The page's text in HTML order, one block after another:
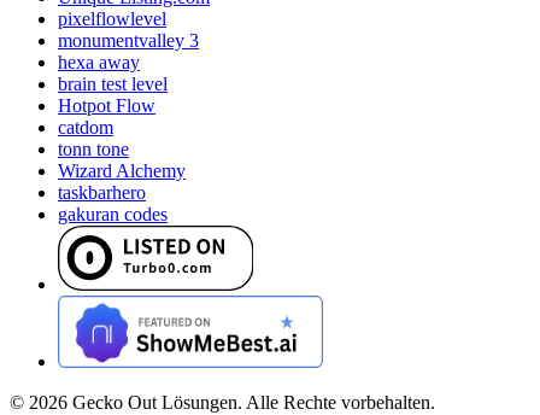
pixelflowlevel
monumentvalley 3
hexa away
brain test level
Hotpot Flow
catdom
tonn tone
Wizard Alchemy
taskbarhero
gakuran codes
© 2026 Gecko Out Lösungen. Alle Rechte vorbehalten.